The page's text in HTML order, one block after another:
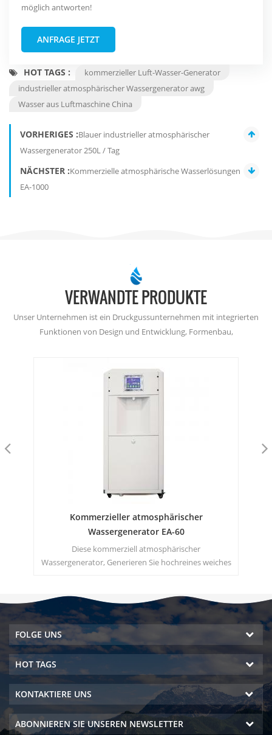
möglich antworten!
ANFRAGE JETZT
HOT TAGS :
kommerzieller Luft-Wasser-Generator
industrieller atmosphärischer Wassergenerator awg
Wasser aus Luftmaschine China
VORHERIGES :Blauer industrieller atmosphärischer
Wassergenerator 250L / Tag
NÄCHSTER :Kommerzielle atmosphärische Wasserlösungen
EA-1000
VERWANDTE PRODUKTE
Unser Unternehmen ist ein Druckgussunternehmen mit integrierten
Funktionen von Design und Entwicklung, Formenbau,
Kommerzieller atmosphärischer
Wassergenerator EA-60
Diese kommerziell atmosphärischer
Wassergenerator, Generieren Sie hochreines weiches
FOLGE UNS
HOT TAGS
KONTAKTIERE UNS
ABONNIEREN SIE UNSEREN NEWSLETTER